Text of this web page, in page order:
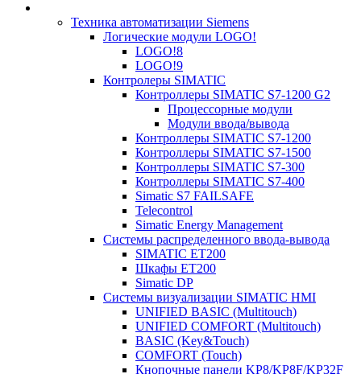
Техника автоматизации Siemens
Логические модули LOGO!
LOGO!8
LOGO!9
Контролеры SIMATIC
Контроллеры SIMATIC S7-1200 G2
Процессорные модули
Модули ввода/вывода
Контроллеры SIMATIC S7-1200
Контроллеры SIMATIC S7-1500
Контроллеры SIMATIC S7-300
Контроллеры SIMATIC S7-400
Simatic S7 FAILSAFE
Telecontrol
Simatic Energy Management
Системы распределенного ввода-вывода
SIMATIC ET200
Шкафы ET200
Simatic DP
Системы визуализации SIMATIC HMI
UNIFIED BASIC (Multitouch)
UNIFIED COMFORT (Multitouch)
BASIC (Key&Touch)
COMFORT (Touch)
Кнопочные панели KP8/KP8F/KP32F